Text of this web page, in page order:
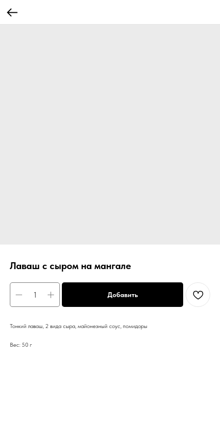
Лаваш с сыром на мангале
Добавить
Тонкий лаваш, 2 вида сыра, майонезный соус, помидоры
Вес: 50 г